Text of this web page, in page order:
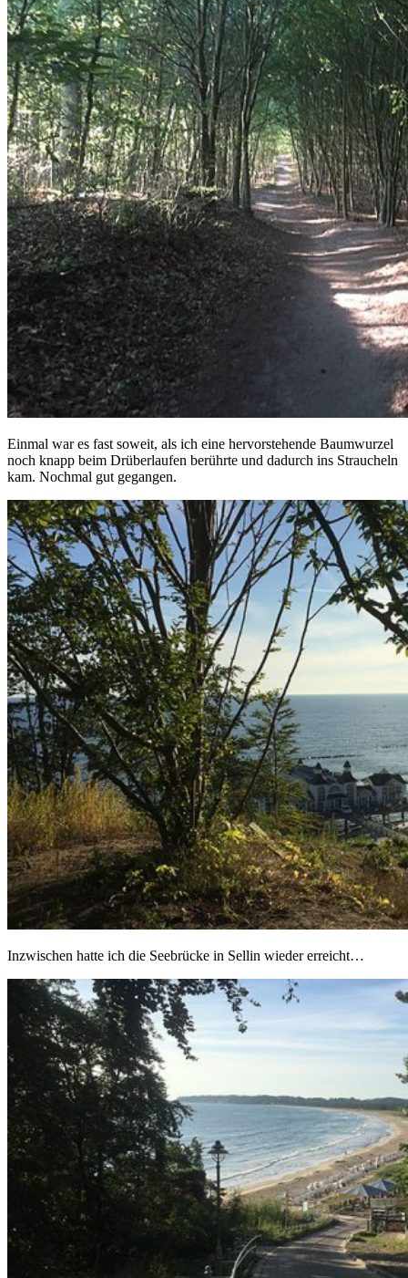
Einmal war es fast soweit, als ich eine hervorstehende Baumwurzel
noch knapp beim Drüberlaufen berührte und dadurch ins Straucheln
kam. Nochmal gut gegangen.
Inzwischen hatte ich die Seebrücke in Sellin wieder erreicht…